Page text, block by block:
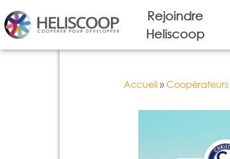
Rejoindre
Heliscoop
Accueil» Coopérateurs